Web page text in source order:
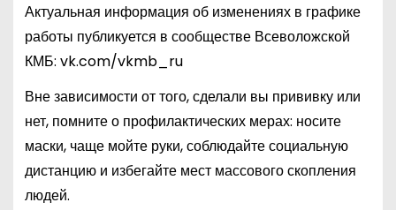
Актуальная информация об изменениях в графике
работы публикуется в сообществе Всеволожской
КМБ: vk.com/vkmb_ru
Вне зависимости от того, сделали вы прививку или
нет, помните о профилактических мерах: носите
маски, чаще мойте руки, соблюдайте социальную
дистанцию и избегайте мест массового скопления
людей.